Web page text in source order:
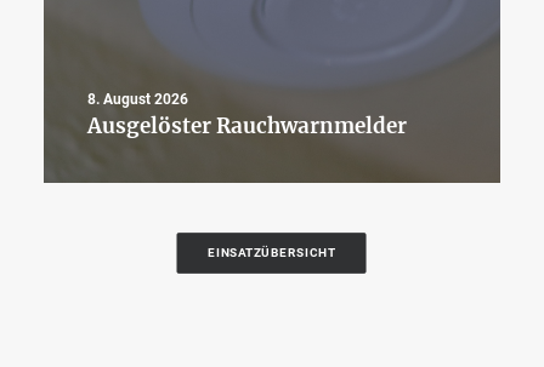
8. August 2026
Ausgelöster Rauchwarnmelder
EINSATZÜBERSICHT